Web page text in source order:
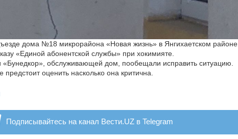
дома №18 микрорайона «Новая жизнь» в Янгихаетском районе.
«Единой абонентской службы» при хокимияте.
обслуживающей дом, пообещали исправить ситуацию.
оценить насколько она критична.
Подписывайтесь на канал Вести.UZ в Telegram